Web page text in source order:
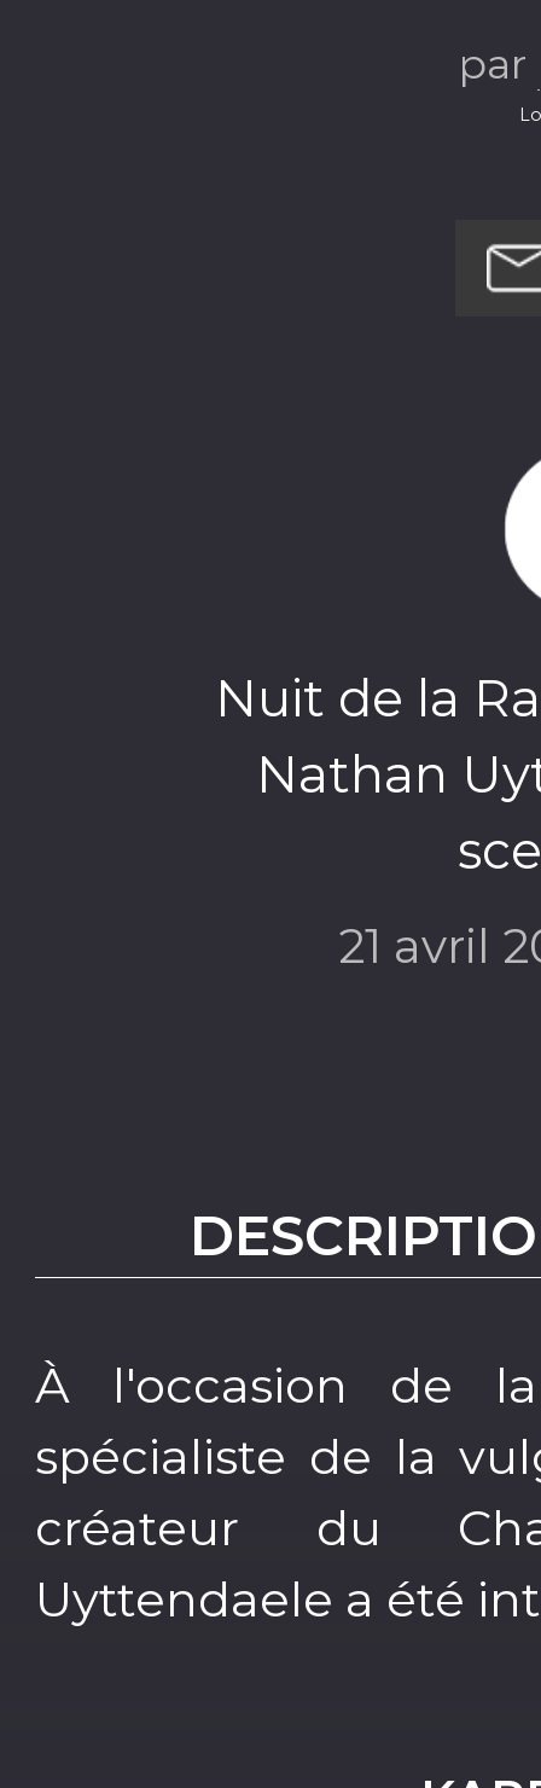
par
Nuit de la
Nathan
21 avril
À l'occasion de
spécialiste de la
créateur du
Uyttendaele a été